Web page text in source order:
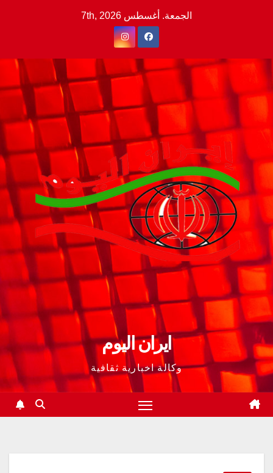
الجمعة. أغسطس 7th, 2026
ايران اليوم
وكالة اخبارية ثقافية